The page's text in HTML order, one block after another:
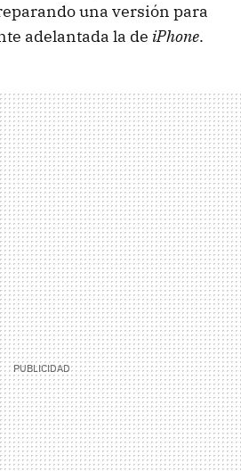
una versión para
adelantada la de iPhone.